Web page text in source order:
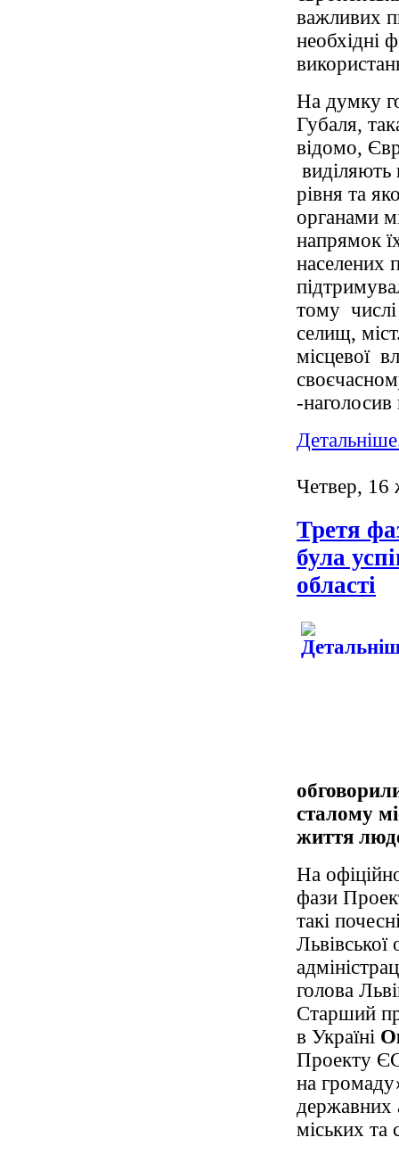
важливих
необхідні
На думку
Губаля,
відомо,
рівня та
органами
напрямок
населених
тому числі
селищ,
місцевої
-наголосив
Четвер, 16
Третя
була
області
сталому
життя
На
фази
такі
Львівської
голова
Старший
в Україні
Проекту
на
державних
міських та